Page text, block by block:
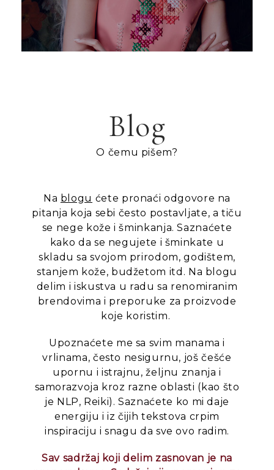
Blog
O čemu pišem?
Na blogu ćete pronaći odgovore na
pitanja koja sebi često postavljate, a tiču
se nege kože i šminkanja. Saznaćete
kako da se negujete i šminkate u
skladu sa svojom prirodom, godištem,
stanjem kože, budžetom itd. Na blogu
delim i iskustva u radu sa renomiranim
brendovima i preporuke za proizvode
koje koristim.
Upoznaćete me sa svim manama i
vrlinama, često nesigurnu, još češće
upornu i istrajnu, željnu znanja i
samorazvoja kroz razne oblasti (kao što
je NLP, Reiki). Saznaćete ko mi daje
energiju i iz čijih tekstova crpim
inspiraciju i snagu da sve ovo radim.
Sav sadržaj koji delim zasnovan je na